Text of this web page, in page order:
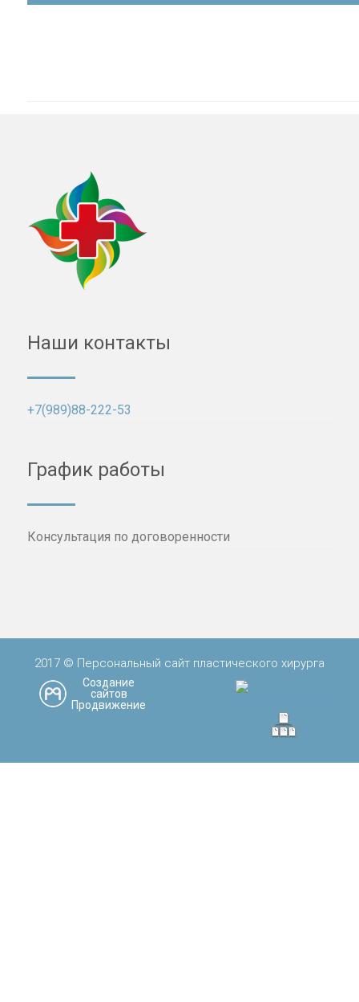
Наши контакты
+7(989)88-222-53
График работы
Консультация по договоренности
2017 © Персональный сайт пластического хирурга
Создание
сайтов
Продвижение